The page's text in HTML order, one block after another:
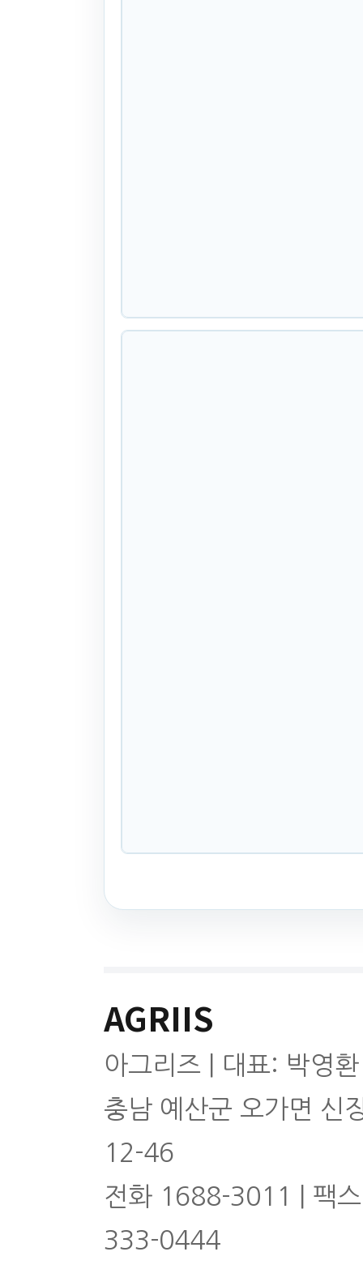
AGRIIS
아그리즈 | 대표: 박영환
충남 예산군 오가면 신
12-46
전화 1688-3011 | 팩
333-0444